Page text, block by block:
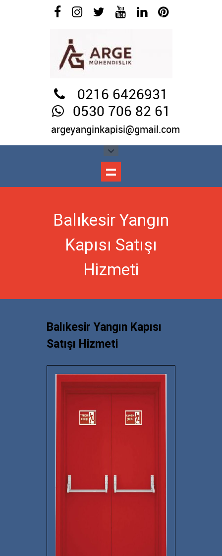
0216 6426931
0530 706 82 61
argeyanginkapisi@gmail.com
Balıkesir Yangın
Kapısı Satışı
Hizmeti
Balıkesir Yangın Kapısı
Satışı Hizmeti